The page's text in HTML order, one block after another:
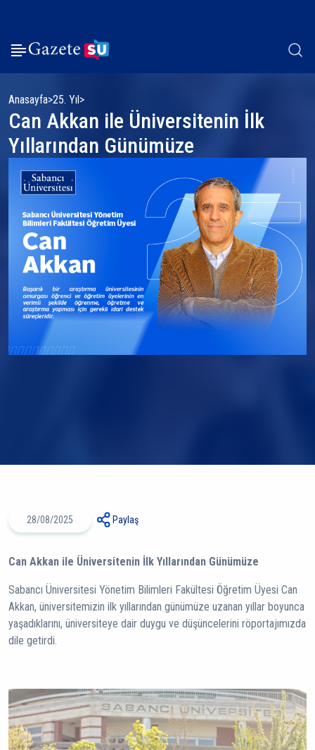
Anasayfa 25. Yıl
Can Akkan ile Üniversitenin İlk
Yıllarından Günümüze
28/08/2025 Paylaş
Can Akkan ile Üniversitenin İlk Yıllarından Günümüze
Sabancı Üniversitesi Yönetim Bilimleri Fakültesi Öğretim Üyesi Can
Akkan, üniversitemizin ilk yıllarından günümüze uzanan yıllar boyunca
yaşadıklarını, üniversiteye dair duygu ve düşüncelerini röportajımızda
dile getirdi.